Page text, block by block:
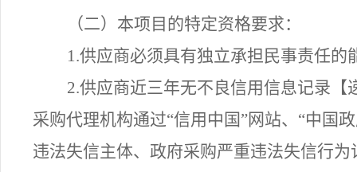
（二）本项目的特定资格要求：
1.供应商必须具有独立承担民事责任的
2.供应商近三年无不良信用信息记录
采购代理机构通过“信用中国”网站、“中国
违法失信主体、政府采购严重违法失信行